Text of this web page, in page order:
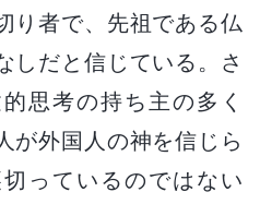
り者で、先祖である仏
しだと信じている。さ
思考の持ち主の多く
が外国人の神を信じら
っているのではない